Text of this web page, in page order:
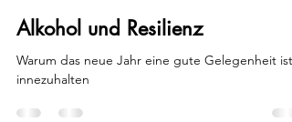
Alkohol und Resilienz
Warum das neue Jahr eine gute Gelegenheit ist,
innezuhalten